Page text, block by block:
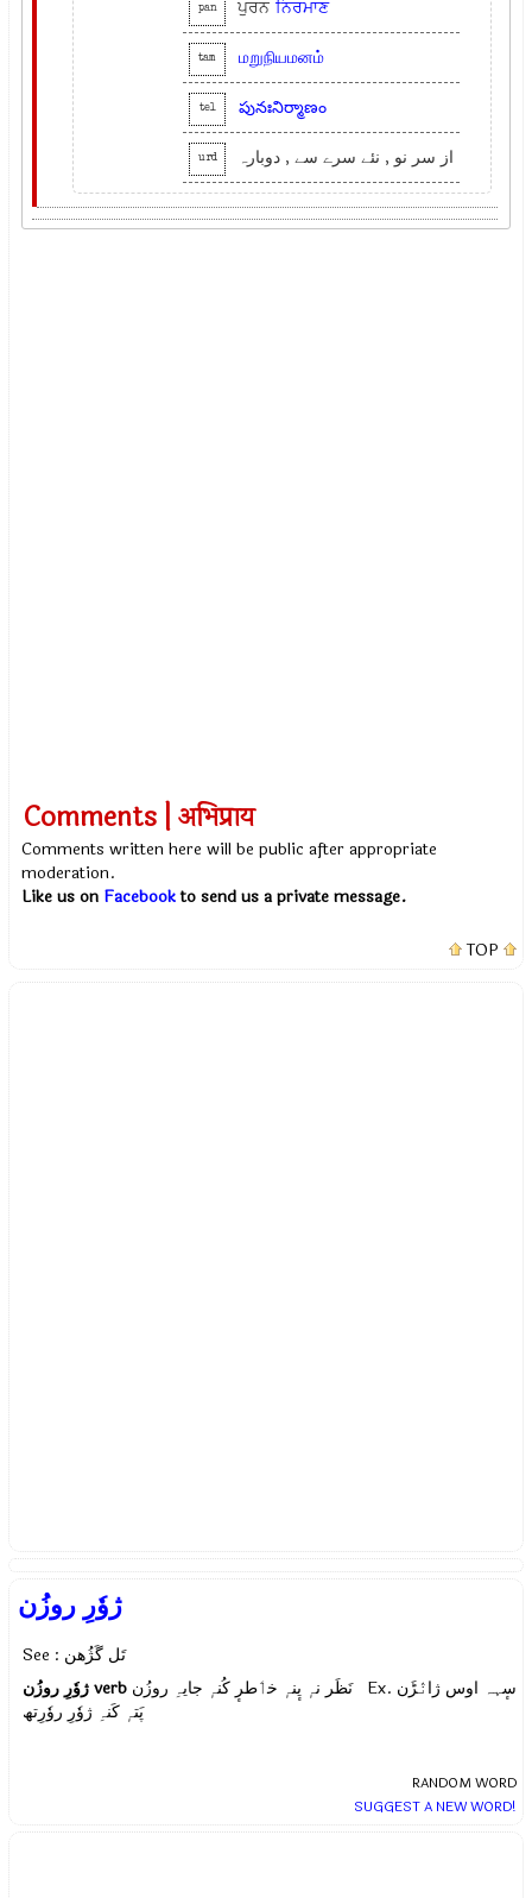
pan ਪੁਰਨ ਨਿਰਮਾਣ
tam மறுநியமனம்
tel పునఃనిర్మాణం
urd از سر نو , نئے سرے سے , دوبارہ
Comments | अभिप्राय
Comments written here will be public after appropriate
moderation.
Like us on Facebookto send us a private message.
TOP
ژوٗرِ روزُن
See : تَل گَژُھن
ژوٗرِ روزُن verb نَظَر نہٕ یٕنہٕ خٲطرٕ کُنہٕ جایہِ روزُن Ex. سٕہہ اوس ژانٛڑَن
پَتہٕ کَنہِ ژوٗرِ روٗرِتھ
RANDOM WORD
SUGGEST A NEW WORD!